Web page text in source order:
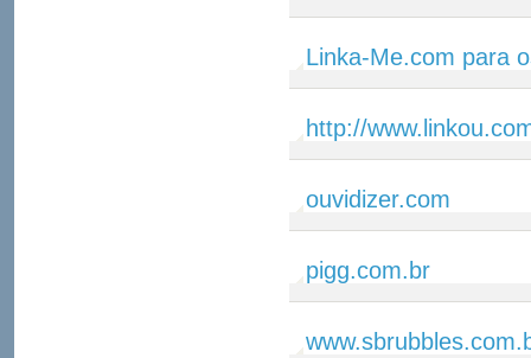
Linka-Me.com para
http://
ouvidizer.com
pigg.com.br